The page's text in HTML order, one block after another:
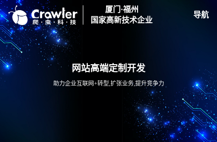
厦门·福州
国家高新技术企业
导航
网站高端定制开发
助力企业互联网+转型,扩张业务,提升竞争力